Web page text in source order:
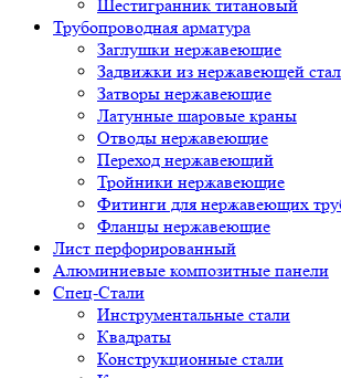
Шестигранник титановый
Трубопроводная арматура
Заглушки нержавеющие
Задвижки из нержавеющей
Затворы нержавеющие
Латунные шаровые краны
Отводы нержавеющие
Переход нержавеющий
Тройники нержавеющие
Фитинги для нержавеющих
Фланцы нержавеющие
Лист перфорированный
Алюминиевые композитные панели
Спец-Стали
Инструментальные стали
Квадраты
Конструкционные стали